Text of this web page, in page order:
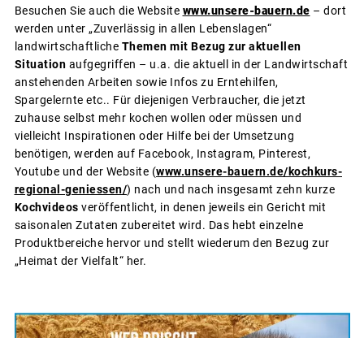
Besuchen Sie auch die Website www.unsere-bauern.de – dort
werden unter „Zuverlässig in allen Lebenslagen“
landwirtschaftliche Themen mit Bezug zur aktuellen
Situation aufgegriffen – u.a. die aktuell in der Landwirtschaft
anstehenden Arbeiten sowie Infos zu Erntehilfen,
Spargelernte etc.. Für diejenigen Verbraucher, die jetzt
zuhause selbst mehr kochen wollen oder müssen und
vielleicht Inspirationen oder Hilfe bei der Umsetzung
benötigen, werden auf Facebook, Instagram, Pinterest,
Youtube und der Website (www.unsere-bauern.de/kochkurs-
regional-geniessen/) nach und nach insgesamt zehn kurze
Kochvideos veröffentlicht, in denen jeweils ein Gericht mit
saisonalen Zutaten zubereitet wird. Das hebt einzelne
Produktbereiche hervor und stellt wiederum den Bezug zur
„Heimat der Vielfalt“ her.